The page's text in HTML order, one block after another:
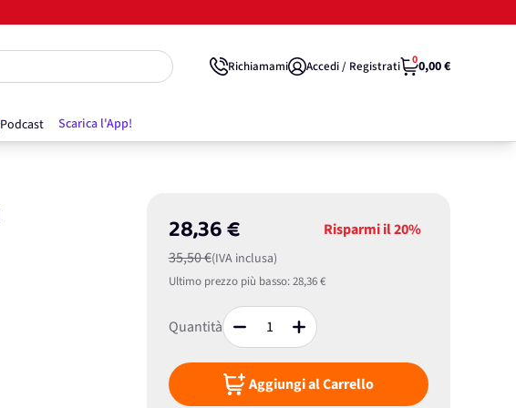
Podcast Scarica l'App!
Richiamami Accedi / Registrati 00,00 €
28,36 €
35,50 €(IVA inclusa)
Risparmi il20%
Ultimo prezzo più basso:28,36 €
Quantità
Aggiungi al Carrello